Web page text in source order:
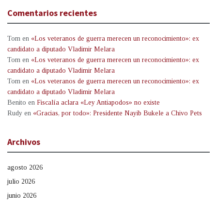
Comentarios recientes
Tom en «Los veteranos de guerra merecen un reconocimiento»: ex
candidato a diputado Vladimir Melara
Tom en «Los veteranos de guerra merecen un reconocimiento»: ex
candidato a diputado Vladimir Melara
Tom en «Los veteranos de guerra merecen un reconocimiento»: ex
candidato a diputado Vladimir Melara
Benito en Fiscalía aclara «Ley Antiapodos» no existe
Rudy en «Gracias, por todo»: Presidente Nayib Bukele a Chivo Pets
Archivos
agosto 2026
julio 2026
junio 2026